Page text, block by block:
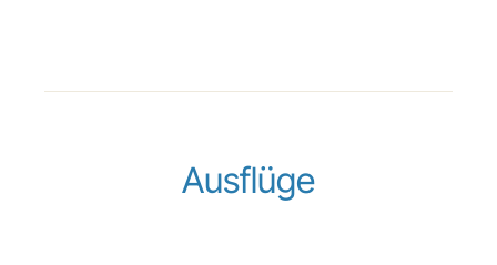
Ausflüge